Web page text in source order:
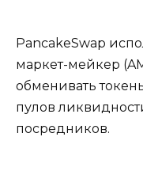
PancakeSwap
маркет-мейкер
обменивать
пулов
посредников.